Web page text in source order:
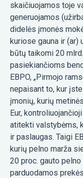
skaičiuojamos toje
generuojamos
didelės įmonės
kuriose gauna ir (ar)
būtų taikomi 20
pasiekiančioms
EBPO, „Pirmojo
nepaisant to, kur
įmonių, kurių
Eur,
atitekti valstybėms,
ir paslaugas. Taigi
kurių pelno marža
20 proc. gauto
parduodamos